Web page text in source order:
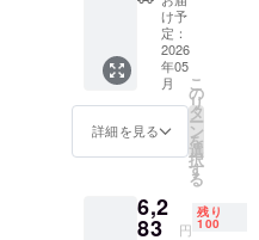
der ×１
セット
■価格
[本体価
20%OF
F：
4,784円
（税
[送
料:1,20
け予
定：
2026
年05
月
詳細を見る
こ
の
リ
タ
ー
ン
を
選
択
す
る
6,2
83 円
残り
100